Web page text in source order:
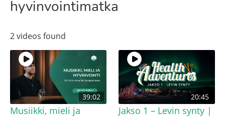
hyvinvointimatka
2 videos found
39:02
Musiikki, mieli ja
20:45
Jakso 1 – Levin synty |